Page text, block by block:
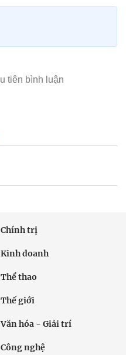
Chính trị
Kinh doanh
Thể thao
Thế giới
Văn hóa - Giải trí
Công nghệ